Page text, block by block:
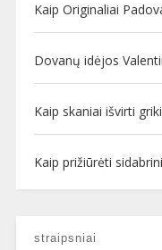
Kaip Originaliai
Dovanų idėjos
Kaip skaniai išvirti
Kaip prižiūrėti
straipsniai